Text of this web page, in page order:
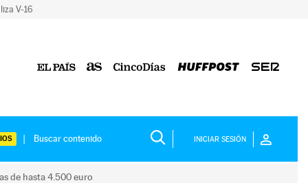
V-16
INICIAR SESIÓN
de hasta 4.500 euro